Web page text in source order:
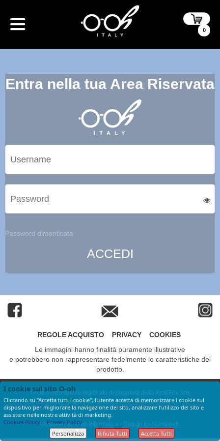
0
Entra nella tua Area Riservata
Password dimenticata
REGOLE ACQUISTO PRIVACY
COOKIES
Le immagini hanno finalità puramente illustrative
e potrebbero non rappresentare fedelmente le caratteristiche del
prodotto.
O-Oh è un marchio registrato di proprietà della Kat&Fox Srls
© Copyright 2026(2020) - Tutti i diritti riservati
Powered byGiap Informatica
I cookie sul sito O-oh
Cliccando su "Accetta tutti i cookie", l'utente accetta di memorizzare i cookie sul
dispositivo per migliorare la navigazione del sito, analizzare l'utilizzo del sito e
assistere nelle nostre attività di marketing.
Cookies Policy
Privacy Policy
Personalizza
Rifiuta Tutti Accetta Tutti